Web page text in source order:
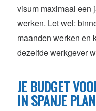
visum maximaal een
werken. Let wel:
maanden werken en
dezelfde werkgever
JE BUDGET
IN SPANJE